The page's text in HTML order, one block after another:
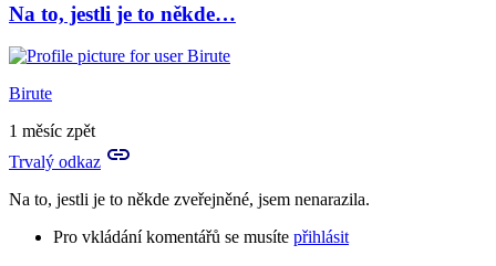
In
reply
to
Mrtvé
kůzlátko
bylo…
Birute
Na to, jestli je to někde…
Birute
1 měsíc zpět
Trvalý odkaz
Na to, jestli je to někde zveřejněné, jsem nenarazila.
Pro vkládání komentářů se musíte přihlásit